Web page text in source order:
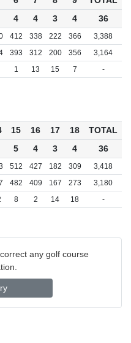
4 4 3 4 36
412 338 222 366
3,388
393 312 200 356
3,164
1 13 15 7 -
15 16 17 18
TOTAL
5 4 3 4 36
512 427 182 309
3,418
482 409 167 273
3,180
8 2 14 18 -
any golf course